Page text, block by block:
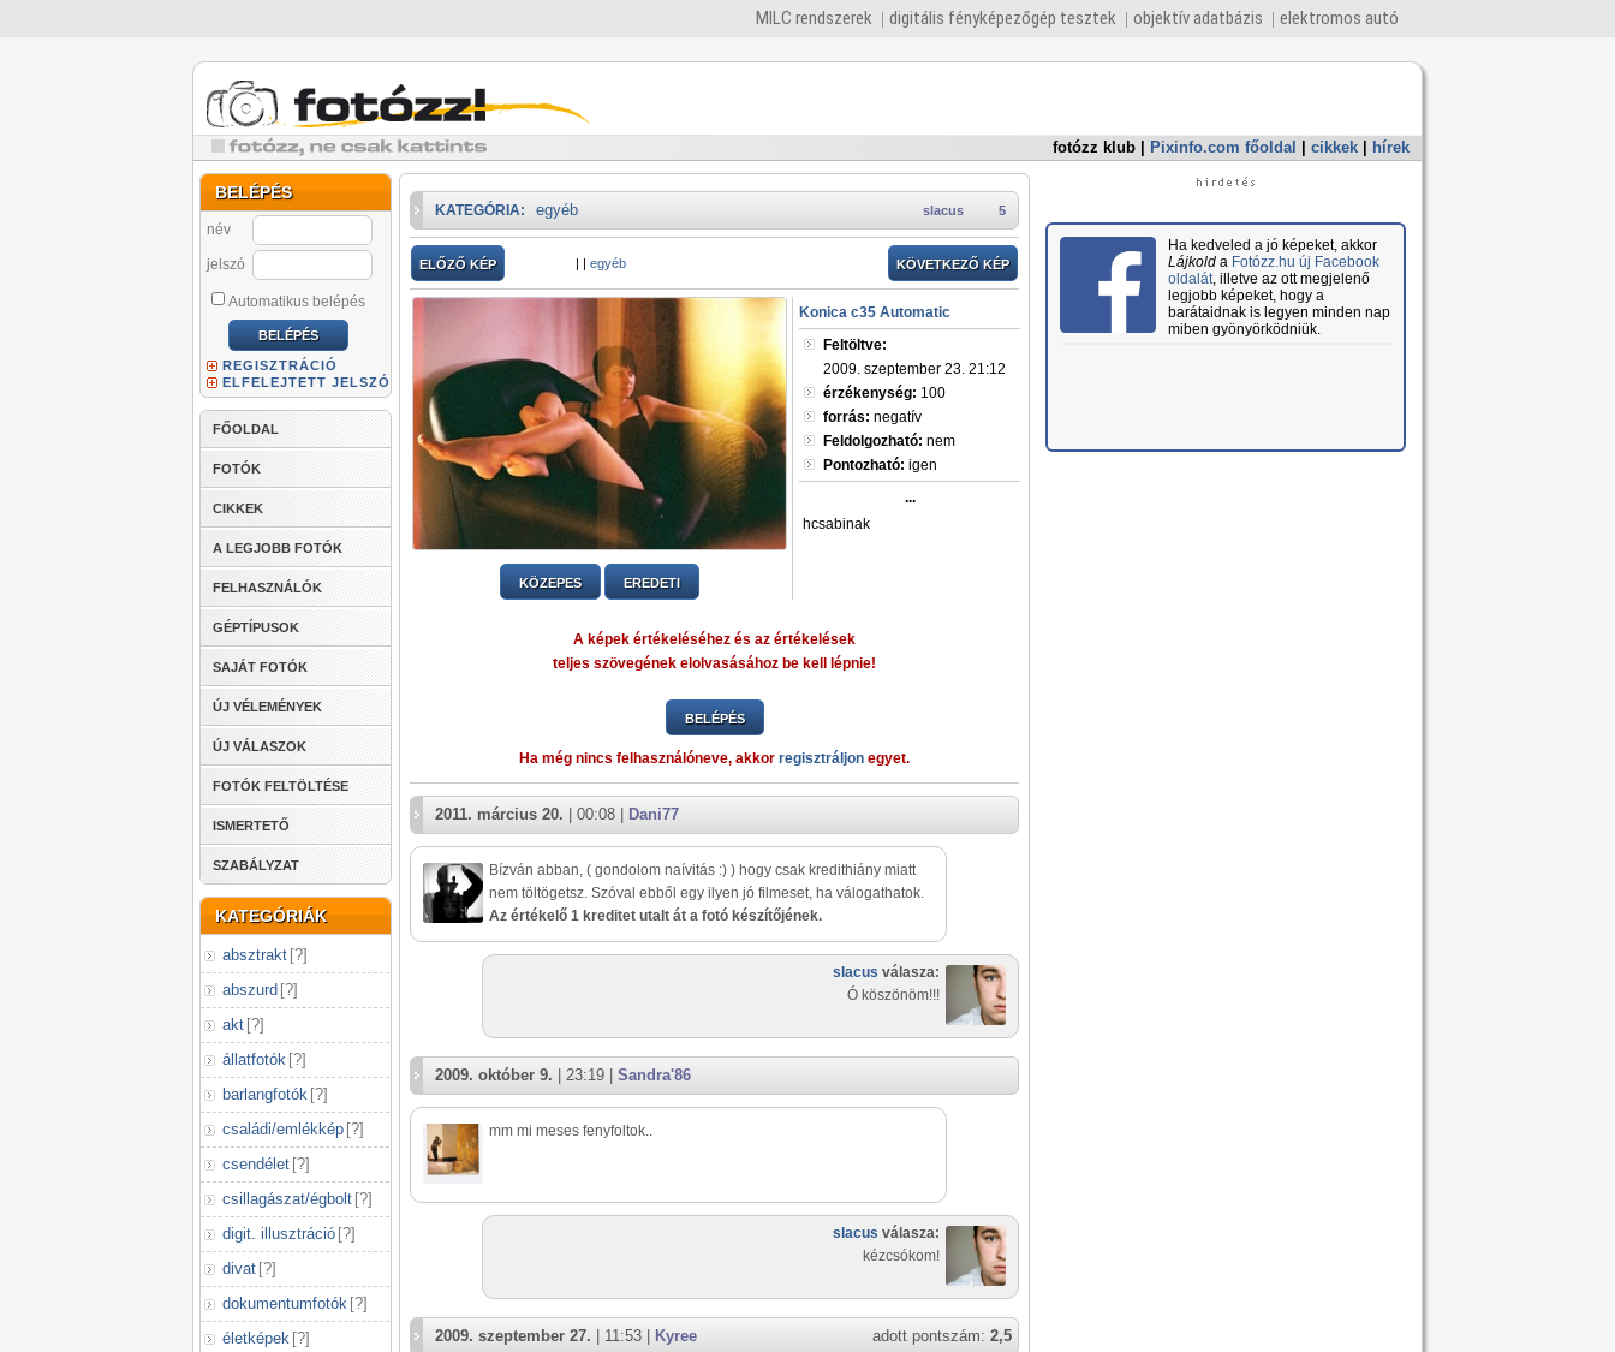
MILC rendszerek digitális fényképezőgép tesztek objektív adatbázis elektromos autó
fotózz klub Pixinfo.com főoldal cikkek hírek
BELÉPÉS
név
jelszó
Automatikus belépés
REGISZTRÁCIÓ
ELFELEJTETT JELSZÓ
FŐOLDAL
FOTÓK
CIKKEK
A LEGJOBB FOTÓK
FELHASZNÁLÓK
GÉPTÍPUSOK
SAJÁT FOTÓK
ÚJ VÉLEMÉNYEK
ÚJ VÁLASZOK
FOTÓK FELTÖLTÉSE
ISMERTETŐ
SZABÁLYZAT
KATEGÓRIÁK
absztrakt [?]
abszurd [?]
akt [?]
állatfotók [?]
barlangfotók [?]
családi/emlékkép [?]
csendélet [?]
csillagászat/égbolt [?]
digit. illusztráció [?]
divat [?]
dokumentumfotók [?]
életképek [?]
5
slacus
KATEGÓRIA: egyéb
ELŐZŐ KÉP | | egyéb KÖVETKEZŐ KÉP
KÖZEPES EREDETI
Konica c35 Automatic
Feltöltve:
2009. szeptember 23. 21:12
érzékenység: 100
forrás: negatív
Feldolgozható: nem
Pontozható: igen
...
hcsabinak
A képek értékeléséhez és az értékelések
teljes szövegének elolvasásához be kell lépnie!
BELÉPÉS
Ha még nincs felhasználóneve, akkor regisztráljon egyet.
2011. március 20. | 00:08 | Dani77
Bízván abban, ( gondolom naívitás :) ) hogy csak kredithiány miatt
nem töltögetsz. Szóval ebből egy ilyen jó filmeset, ha válogathatok.
Az értékelő 1 kreditet utalt át a fotó készítőjének.
slacus válasza:
Ó köszönöm!!!
2009. október 9. | 23:19 | Sandra'86
mm mi meses fenyfoltok..
slacus válasza:
kézcsókom!
adott pontszám: 2,5
2009. szeptember 27. | 11:53 | Kyree
Ha kedveled a jó képeket, akkor
Lájkolda Fotózz.hu új Facebook
oldalát, illetve az ott megjelenő
legjobb képeket, hogy a
barátaidnak is legyen minden nap
miben gyönyörködniük.